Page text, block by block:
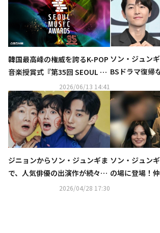
韓国最高峰の権威を誇るK-POP
音楽授賞式『第35回 SEOUL M
USIC AWARDS』2026年6月20
日（土）夜6時より、「ABEM
A」にて日韓同時・独占無料生
中継が決定
2026/06/13 14:41
ソン・ジュン
BSドラマ復帰
ブクラウド」
送へ
ジニョンからソン・ジュンギま
で、人気俳優の出演作が続々！
ソ・イングクのファンコンも…
2026/04/28 17:30
ソン・ジュン
の場に登場！